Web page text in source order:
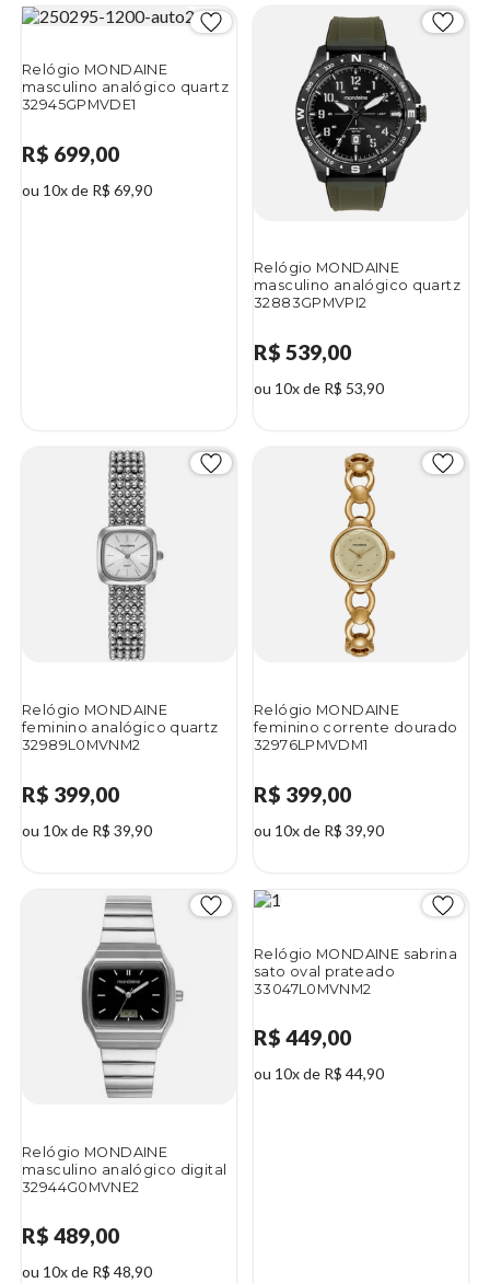
Relógio MONDAINE
masculino analógico quartz
32945GPMVDE1
R$ 699,00
ou 10x de R$ 69,90
Relógio MONDAINE
masculino analógico quartz
32883GPMVPI2
R$ 539,00
ou 10x de R$ 53,90
Relógio MONDAINE
feminino analógico quartz
32989L0MVNM2
R$ 399,00
ou 10x de R$ 39,90
Relógio MONDAINE
feminino corrente dourado
32976LPMVDM1
R$ 399,00
ou 10x de R$ 39,90
Relógio MONDAINE
masculino analógico digital
32944G0MVNE2
R$ 489,00
ou 10x de R$ 48,90
Relógio MONDAINE sabrina
sato oval prateado
33047L0MVNM2
R$ 449,00
ou 10x de R$ 44,90